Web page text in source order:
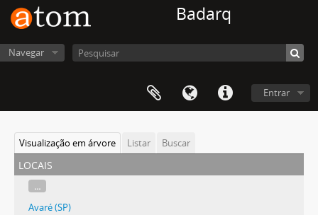
Badarq
Navegar
Entrar
Visualização em árvore Listar Buscar
locais
...
Avaré (SP)